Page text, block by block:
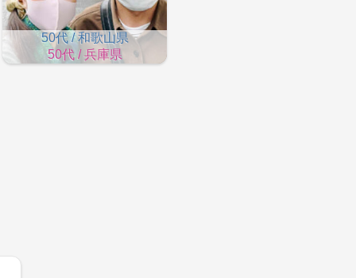
50代 / 和歌山県
50代 / 兵庫県